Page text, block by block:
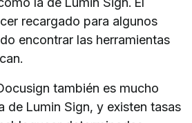
recargado para algunos
encontrar las herramientas
también es mucho
de Lumin Sign, y existen tasas